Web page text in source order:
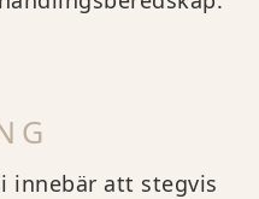
innebär att stegvis